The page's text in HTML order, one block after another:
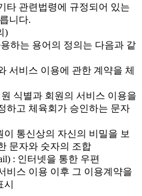
타 관련법령에 규정되어 있는
니다.
)
하는 용어의 정의는 다음과 같
서비스 이용에 관한 계약을 체
식별과 회원의 서비스 이용을
하고 체육회가 승인하는 문자
이 통신상의 자신의 비밀을 보
문자와 숫자의 조합
: 인터넷을 통한 우편
비스 이용 이후 그 이용계약을